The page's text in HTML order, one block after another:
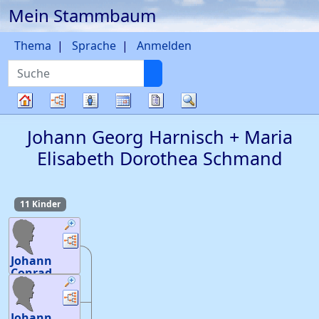
Weiter zu Hauptseite
Mein Stammbaum
Suche
Thema Sprache Anmelden
Diagramme
Listen KalenderBerichte
Johann Georg Harnisch + Maria
Elisabeth Dorothea Schmand
11 Kinder
Verknüpfungen
Verknüpfungen
Johann
Conrad
Harnisch
Geburt
Mai 1786
Verknüpfungen
Verknüpfungen